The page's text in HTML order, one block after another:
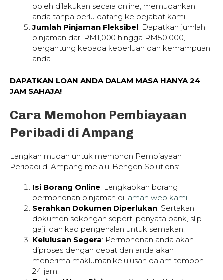
boleh dilakukan secara online, memudahkan
anda tanpa perlu datang ke pejabat kami.
Jumlah Pinjaman Fleksibel: Dapatkan jumlah
pinjaman dari RM1,000 hingga RM50,000,
bergantung kepada keperluan dan kemampuan
anda.
DAPATKAN LOAN ANDA DALAM MASA HANYA 24
JAM SAHAJA!
Cara Memohon Pembiayaan
Peribadi di Ampang
Langkah mudah untuk memohon Pembiayaan
Peribadi di Ampang melalui Bengen Solutions:
Isi Borang Online: Lengkapkan borang
permohonan pinjaman di laman web kami
Serahkan Dokumen Diperlukan: Sertakan
dokumen sokongan seperti penyata bank, slip
gaji, dan kad pengenalan untuk semakan.
Kelulusan Segera: Permohonan anda akan
diproses dengan cepat dan anda akan
menerima makluman kelulusan dalam tempoh
24 jam.